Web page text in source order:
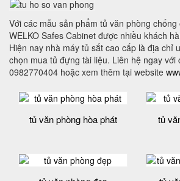
Với các mẫu sản phẩm tủ văn phòng
WELKO Safes Cabinet được nhiều khách
Hiện nay nhà máy tủ sắt cao cấp là địa chỉ
chọn mua tủ đựng tài liệu. Liên hệ ngay với
0982770404 hoặc xem thêm tại website
tủ văn phòng hòa phát tủ